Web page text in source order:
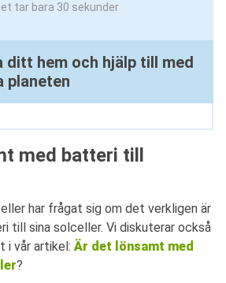
tar bara 30 sekunder
ditt hem och hjälp till med
planeten
med batteri till
har frågat sig om det verkligen är
till sina solceller. Vi diskuterar också
i vår artikel:Är det lönsamt med
?